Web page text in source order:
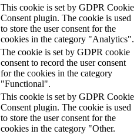
This cookie is set by GDPR Cookie
Consent plugin. The cookie is used
to store the user consent for the
cookies in the category "Analytics".
The cookie is set by GDPR cookie
consent to record the user consent
for the cookies in the category
"Functional".
This cookie is set by GDPR Cookie
Consent plugin. The cookie is used
to store the user consent for the
cookies in the category "Other.